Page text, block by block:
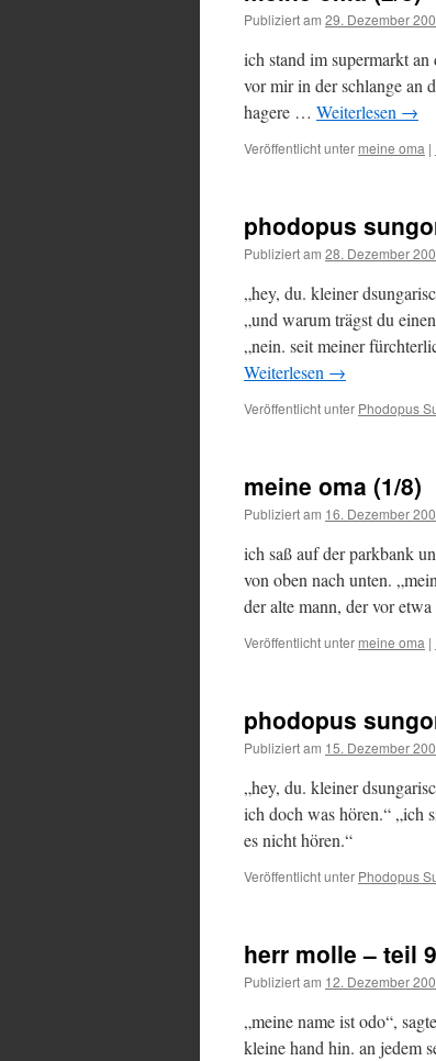
Publiziert am 29. Dezember
ich stand im supermarkt
vor mir in der schlange an
hagere … Weiterlesen →
Veröffentlicht unter meine oma |
phodopus
Publiziert am 28. Dezember
„hey, du. kleiner
„und warum trägst du
„nein. seit meiner
Weiterlesen →
Veröffentlicht unter Phodopus
meine oma (1/8)
Publiziert am 16. Dezember
ich saß auf der parkbank
von oben nach unten.
der alte mann, der vor
Veröffentlicht unter meine oma |
phodopus
Publiziert am 15. Dezember
„hey, du. kleiner
ich doch was hören.“ „ich
es nicht hören.“
Veröffentlicht unter Phodopus
herr molle – teil 9
Publiziert am 12. Dezember
„meine name ist odo“,
kleine hand hin. an jedem